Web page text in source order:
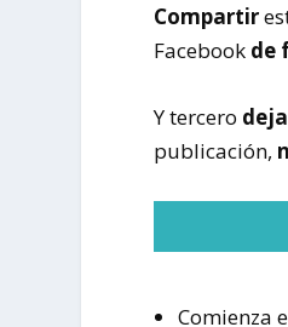
Compartir
Facebook de
Y tercero
publicación,
Comienza